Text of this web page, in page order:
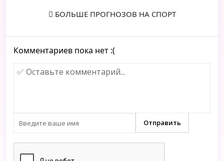
БОЛЬШЕ ПРОГНОЗОВ НА СПОРТ
Комментариев пока нет :(